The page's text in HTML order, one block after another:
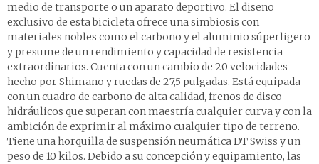
medio de transporte o un aparato deportivo. El diseño
exclusivo de esta bicicleta ofrece una simbiosis con
materiales nobles como el carbono y el aluminio súperligero
y presume de un rendimiento y capacidad de resistencia
extraordinarios. Cuenta con un cambio de 20 velocidades
hecho por Shimano y ruedas de 27,5 pulgadas. Está equipada
con un cuadro de carbono de alta calidad, frenos de disco
hidráulicos que superan con maestría cualquier curva y con la
ambición de exprimir al máximo cualquier tipo de terreno.
Tiene una horquilla de suspensión neumática DT Swiss y un
peso de 10 kilos. Debido a su concepción y equipamiento, las